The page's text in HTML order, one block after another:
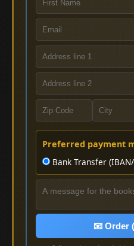
Preferred payment
Bank Transfer
📧 Order